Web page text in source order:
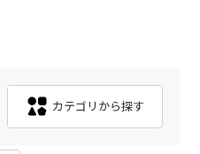
カテゴリから探す